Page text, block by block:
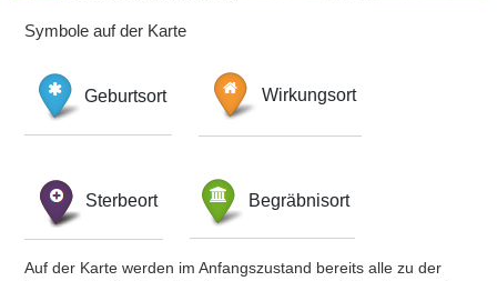
Symbole auf der Karte
Geburtsort Wirkungsort
Sterbeort Begräbnisort
Auf der Karte werden im Anfangszustand bereits alle zu der